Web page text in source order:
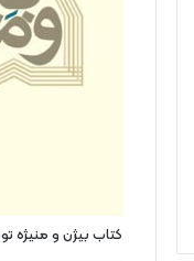
کتاب بیژن و منیژه